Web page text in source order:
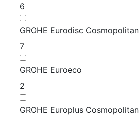
6
GROHE Eurodisc Cosmopolitan
7
GROHE Euroeco
2
GROHE Europlus Cosmopolitan